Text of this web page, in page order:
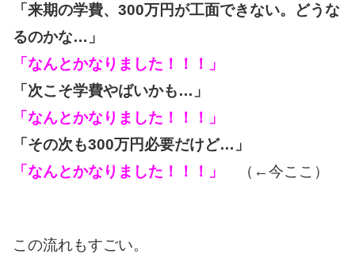
「来期の学費、300万円が工面できない。どうな
るのかな…」
「なんとかなりました！！！」
「次こそ学費やばいかも…」
「なんとかなりました！！！」
「その次も300万円必要だけど…」
「なんとかなりました！！！」
（←今ここ）
この流れもすごい。